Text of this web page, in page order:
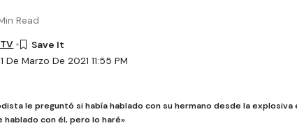
De Marzo De 2021 11:55 PM
Read
le preguntó si había hablado con su hermano desde la
hablado con él, pero lo haré»